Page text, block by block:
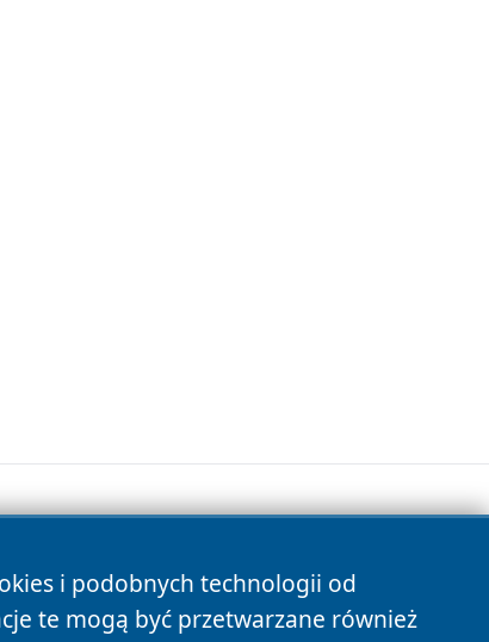
i podobnych technologii od
te mogą być przetwarzane również